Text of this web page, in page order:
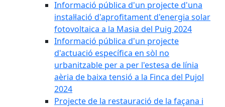
Informació pública d'un projecte d'una
instal·lació d'aprofitament d'energia solar
fotovoltaica a la Masia del Puig 2024
Informació pública d'un projecte
d'actuació específica en sòl no
urbanitzable per a per l'estesa de línia
aèria de baixa tensió a la Finca del Pujol
2024
Projecte de la restauració de la façana i